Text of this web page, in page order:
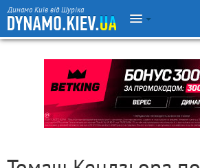
Динамо Київ від Шуріка